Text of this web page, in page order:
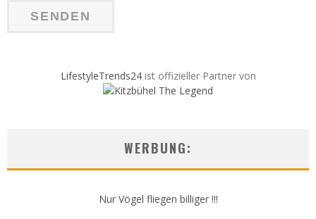
LifestyleTrends24ist offizieller Partner von
WERBUNG:
Nur Vögel fliegen billiger !!!